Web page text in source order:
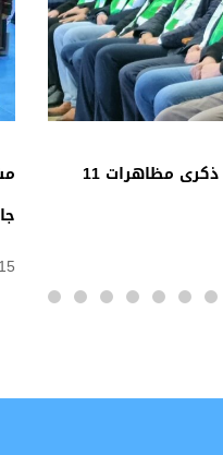
الأربعين لتأسيس
تبسة